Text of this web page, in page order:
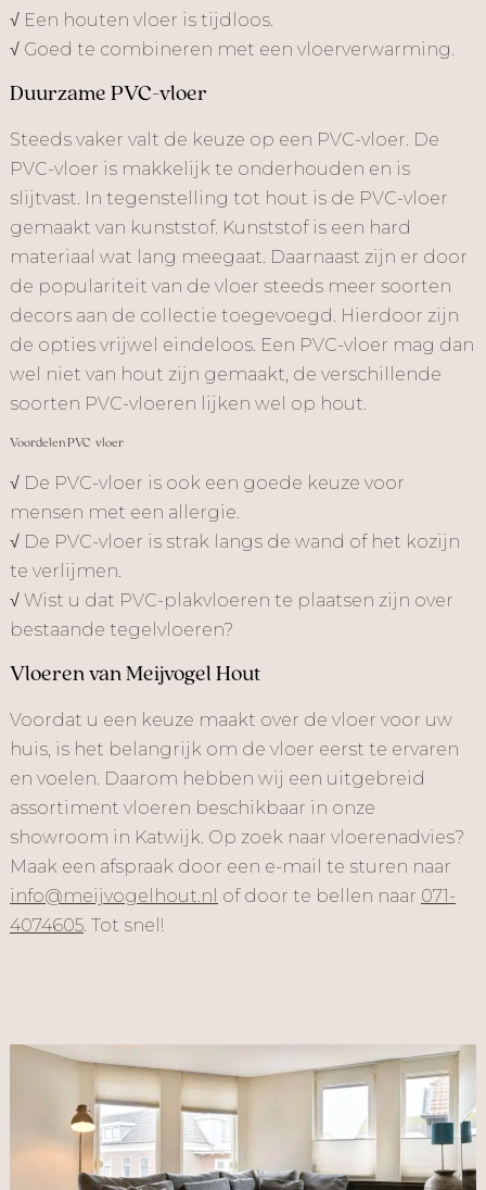
√ Een houten vloer is tijdloos.
√ Goed te combineren met een vloerverwarming.
Duurzame PVC-vloer
Steeds vaker valt de keuze op een PVC-vloer. De
PVC-vloer is makkelijk te onderhouden en is
slijtvast. In tegenstelling tot hout is de PVC-vloer
gemaakt van kunststof. Kunststof is een hard
materiaal wat lang meegaat. Daarnaast zijn er door
de populariteit van de vloer steeds meer soorten
decors aan de collectie toegevoegd. Hierdoor zijn
de opties vrijwel eindeloos. Een PVC-vloer mag dan
wel niet van hout zijn gemaakt, de verschillende
soorten PVC-vloeren lijken wel op hout.
Voordelen PVC-vloer
√ De PVC-vloer is ook een goede keuze voor
mensen met een allergie.
√ De PVC-vloer is strak langs de wand of het kozijn
te verlijmen.
√ Wist u dat PVC-plakvloeren te plaatsen zijn over
bestaande tegelvloeren?
Vloeren van Meijvogel Hout
Voordat u een keuze maakt over de vloer voor uw
huis, is het belangrijk om de vloer eerst te ervaren
en voelen. Daarom hebben wij een uitgebreid
assortiment vloeren beschikbaar in onze
showroom in Katwijk. Op zoek naar vloerenadvies?
Maak een afspraak door een e-mail te sturen naar
info@meijvogelhout.nl of door te bellen naar 071-
4074605. Tot snel!